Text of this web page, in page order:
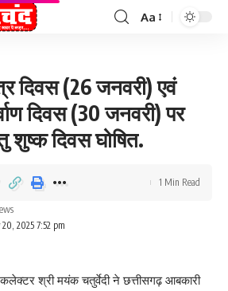
Font
Aa
दिवस (26 जनवरी) एवं
दिवस (30 जनवरी) पर
शुष्क दिवस घोषित.
2025 7:52 pm
1 Min Read
श्री मयंक चतुर्वेदी ने छत्तीसगढ़ आबकारी